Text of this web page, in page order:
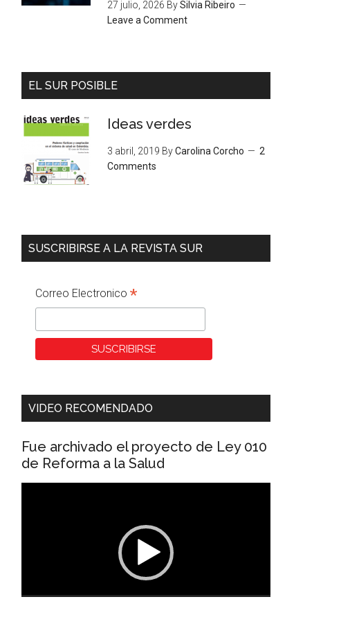
27 julio, 2026 BySilvia Ribeiro
Leave a Comment
EL SUR POSIBLE
Ideas verdes
3 abril, 2019 ByCarolina Corcho
2
Comments
SUSCRIBIRSE A LA REVISTA SUR
Correo Electronico *
VIDEO RECOMENDADO
Fue archivado el proyecto de Ley 010
de Reforma a la Salud